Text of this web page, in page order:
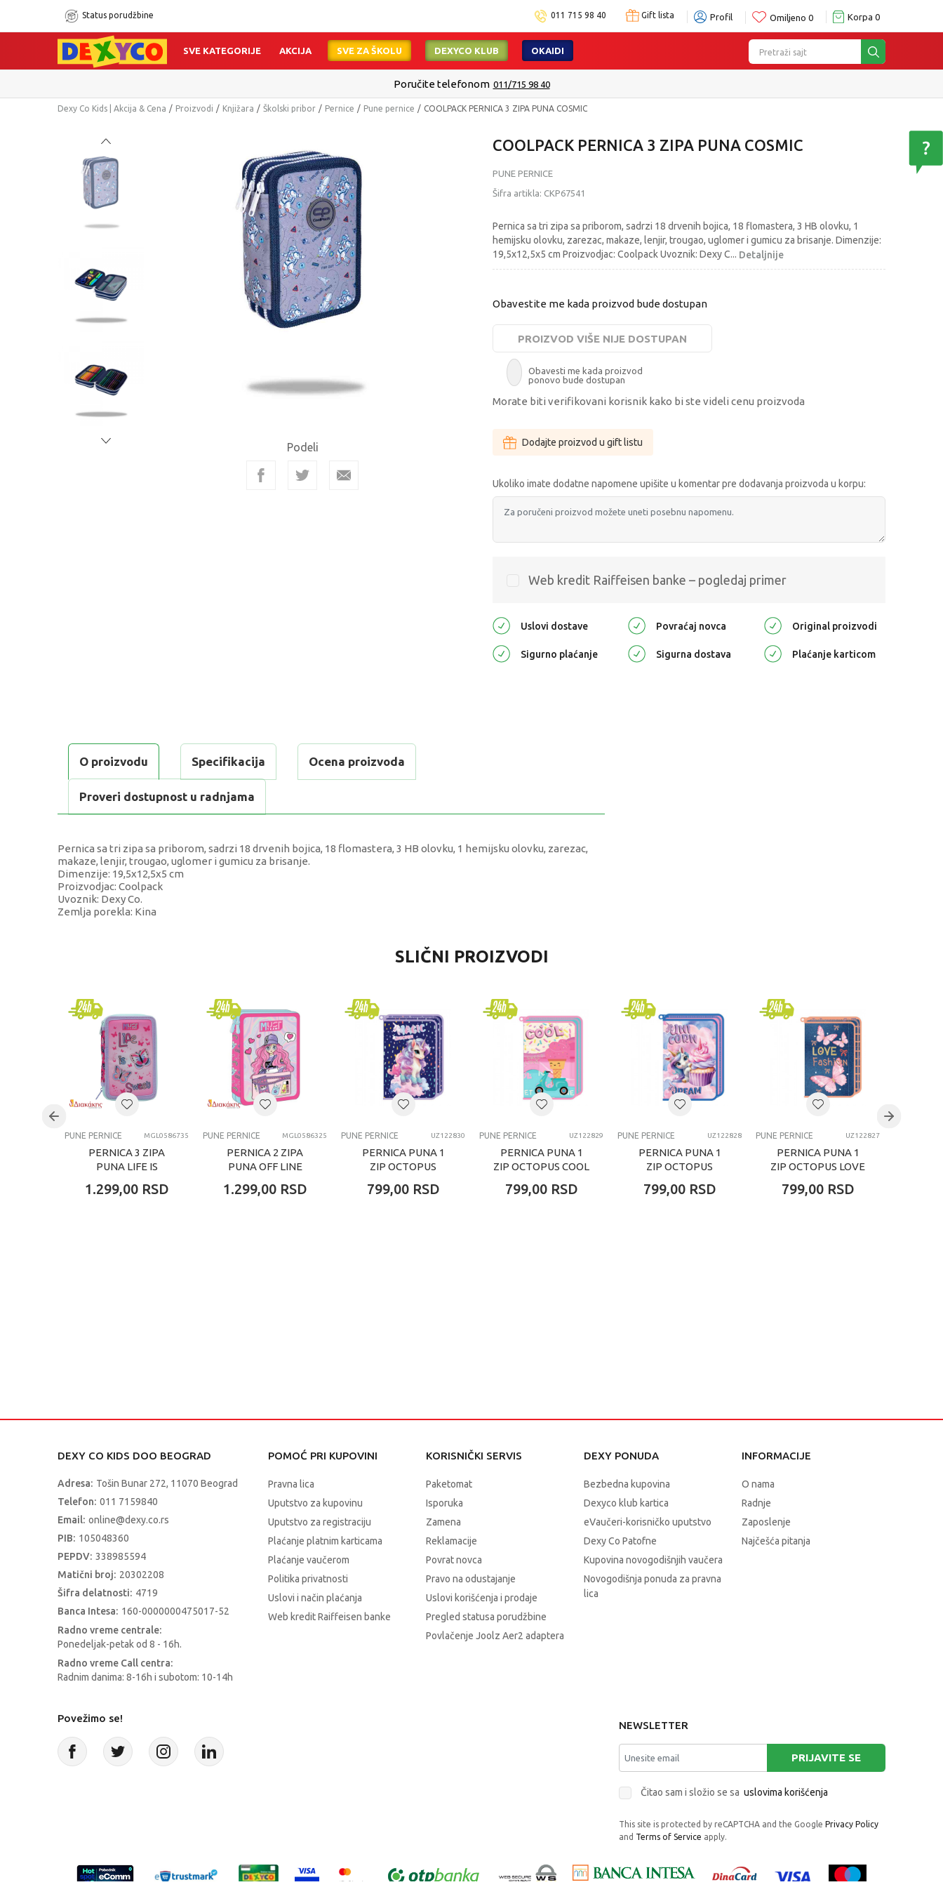
Status porudžbine 011 715 98 40 Gift lista Profil Omiljeno 0 Korpa 0
Pretraži sajt
SVE KATEGORIJE AKCIJA SVE ZA ŠKOLU DEXYCO KLUB OKAIDI
Poručite telefonom 011/715 98 40
Dexy Co Kids | Akcija & Cena Proizvodi Knjižara Školski pribor Pernice Pune pernice COOLPACK PERNICA 3 ZIPA PUNA COSMIC
Podeli
COOLPACK PERNICA 3 ZIPA PUNA COSMIC
PUNE PERNICE
Šifra artikla: CKP67541
Pernica sa tri zipa sa priborom, sadrzi 18 drvenih bojica, 18 flomastera, 3 HB olovku, 1
hemijsku olovku, zarezac, makaze, lenjir, trougao, uglomer i gumicu za brisanje. Dimenzije:
19,5x12,5x5 cm Proizvodjac: Coolpack Uvoznik: Dexy C... Detaljnije
Obavestite me kada proizvod bude dostupan
PROIZVOD VIŠE NIJE DOSTUPAN
Obavesti me kada proizvod
ponovo bude dostupan
Morate biti verifikovani korisnik kako bi ste videli cenu proizvoda
Dodajte proizvod u gift listu
Ukoliko imate dodatne napomene upišite u komentar pre dodavanja proizvoda u korpu:
Web kredit Raiffeisen banke – pogledaj primer
Uslovi dostave Povraćaj novca Original proizvodi
Sigurno plaćanje Sigurna dostava Plaćanje karticom
O proizvodu Specifikacija Ocena proizvoda
Proveri dostupnost u radnjama
Pernica sa tri zipa sa priborom, sadrzi 18 drvenih bojica, 18 flomastera, 3 HB olovku, 1 hemijsku olovku, zarezac,
makaze, lenjir, trougao, uglomer i gumicu za brisanje.
Dimenzije: 19,5x12,5x5 cm
Proizvodjac: Coolpack
Uvoznik: Dexy Co.
Zemlja porekla: Kina
Pune pernice
Brend CoolPack
univerzalno
Uzrast 7-8 godina
Kategorija PUNE PERNICE
SLIČNI PROIZVODI
PUNE PERNICE MGL0586735
PERNICA 3 ZIPA
PUNA LIFE IS
1.299,00 RSD
PUNE PERNICE MGL0586325
PERNICA 2 ZIPA
PUNA OFF LINE
1.299,00 RSD
PUNE PERNICE UZ122830
PERNICA PUNA 1
ZIP OCTOPUS
799,00 RSD
PUNE PERNICE UZ122829
PERNICA PUNA 1
ZIP OCTOPUS COOL
799,00 RSD
PUNE PERNICE UZ122828
PERNICA PUNA 1
ZIP OCTOPUS
799,00 RSD
PUNE PERNICE UZ122827
PERNICA PUNA 1
ZIP OCTOPUS LOVE
799,00 RSD
DEXY CO KIDS DOO BEOGRAD
Adresa: Tošin Bunar 272, 11070 Beograd
Telefon: 011 7159840
Email: online@dexy.co.rs
PIB: 105048360
PEPDV: 338985594
Matični broj: 20302208
Šifra delatnosti: 4719
Banca Intesa: 160-0000000475017-52
Radno vreme centrale:
Ponedeljak-petak od 8 - 16h.
Radno vreme Call centra:
Radnim danima: 8-16h i subotom: 10-14h
POMOĆ PRI KUPOVINI
Pravna lica
Uputstvo za kupovinu
Uputstvo za registraciju
Plaćanje platnim karticama
Plaćanje vaučerom
Politika privatnosti
Uslovi i način plaćanja
Web kredit Raiffeisen banke
KORISNIČKI SERVIS
Paketomat
Isporuka
Zamena
Reklamacije
Povrat novca
Pravo na odustajanje
Uslovi korišćenja i prodaje
Pregled statusa porudžbine
Povlačenje Joolz Aer2 adaptera
DEXY PONUDA
Bezbedna kupovina
Dexyco klub kartica
eVaučeri-korisničko uputstvo
Dexy Co Patofne
Kupovina novogodišnjih vaučera
Novogodišnja ponuda za pravna
lica
INFORMACIJE
O nama
Radnje
Zaposlenje
Najčešća pitanja
Povežimo se!
NEWSLETTER
PRIJAVITE SE
Čitao sam i složio se sa uslovima korišćenja
This site is protected by reCAPTCHA and the Google Privacy Policy
and Terms of Service apply.